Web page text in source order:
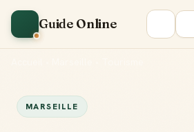
Guide Online
MARSEILLE